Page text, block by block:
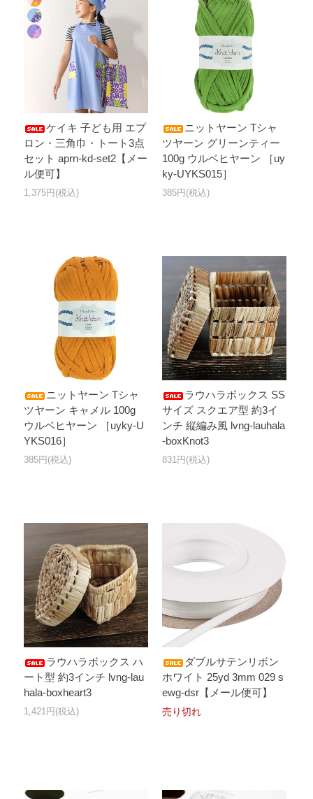
ケイキ 子ども用 エプ
ロン・三角巾・トート3点
セット aprn-kd-set2【メー
ル便可】
1,375円(税込)
ニットヤーン Tシャ
ツヤーン グリーンティー
100g ウルベヒヤーン ［uy
ky-UYKS015］
385円(税込)
ニットヤーン Tシャ
ツヤーン キャメル 100g
ウルベヒヤーン ［uyky-U
YKS016］
385円(税込)
ラウハラボックス SS
サイズ スクエア型 約3イ
ンチ 縦編み風 lvng-lauhala
-boxKnot3
831円(税込)
ラウハラボックス ハ
ート型 約3インチ lvng-lau
hala-boxheart3
1,421円(税込)
ダブルサテンリボン
ホワイト 25yd 3mm 029 s
ewg-dsr【メール便可】
売り切れ